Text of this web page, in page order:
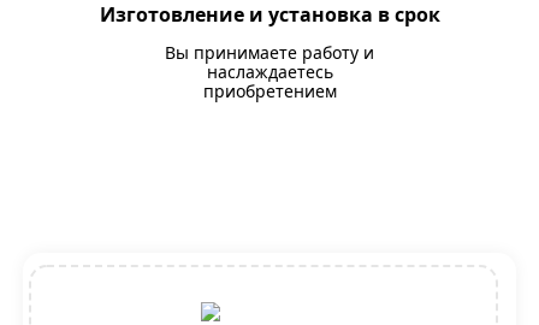
Изготовление и установка в срок
Вы принимаете работу и
наслаждаетесь
приобретением